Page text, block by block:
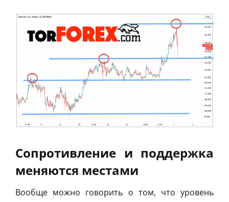
Сопротивление и поддержка
меняются местами
Вообще можно говорить о том, что уровень